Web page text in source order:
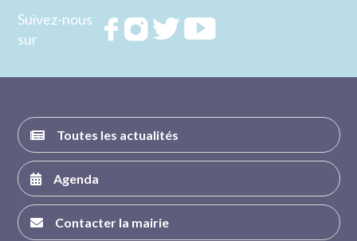
Suivez-nous
sur
RejoignezRejoignezRejoignez
Toutes les actualités
Agenda
Contacter la mairie